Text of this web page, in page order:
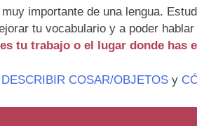
importante de una lengua.
tu vocabulario y a poder hablar
tu trabajo o el lugar donde has
COSAR/OBJETOSy